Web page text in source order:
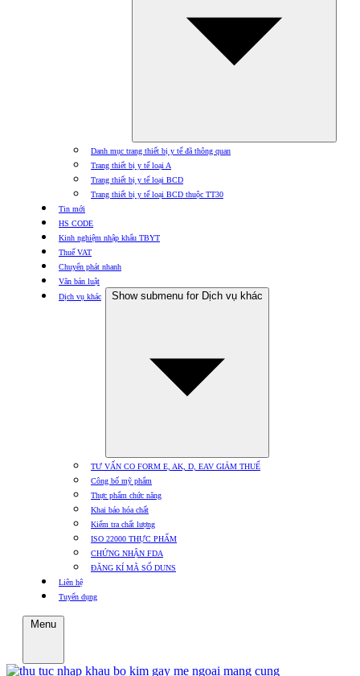
Danh mục trang thiết bị y tế đã thông quan
Trang thiết bị y tế loại A
Trang thiết bị y tế loại BCD
Trang thiết bị y tế loại BCD thuộc TT30
Tin mới
HS CODE
Kinh nghiệm nhập khẩu TBYT
Thuế VAT
Chuyển phát nhanh
Văn bản luật
Dịch vụ khác
Show submenu for Dịch vụ khác
TƯ VẤN CO FORM E, AK, D, EAV GIẢM THUẾ
Công bố mỹ phẩm
Thực phẩm chức năng
Khai báo hóa chất
Kiểm tra chất lượng
ISO 22000 THỰC PHẨM
CHỨNG NHẬN FDA
ĐĂNG KÍ MÃ SỐ DUNS
Liên hệ
Tuyển dụng
Menu